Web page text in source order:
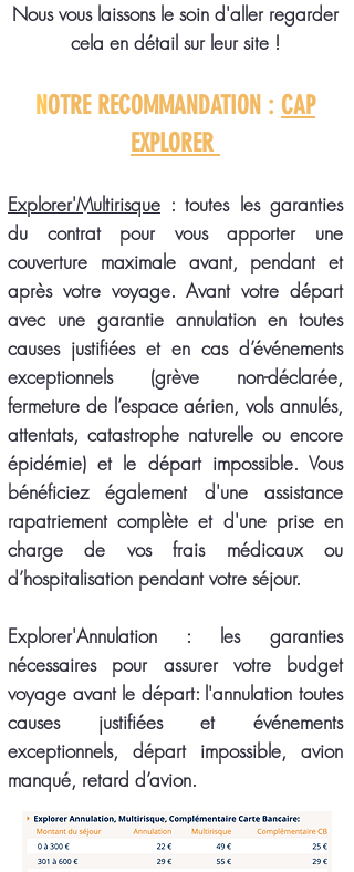
Nous vous laissons le soin d'aller regarder
cela en détail sur leur site !
NOTRE RECOMMANDATION : CAP
EXPLORER
Explorer'Multirisque : toutes les garanties
du contrat pour vous apporter une
couverture maximale avant, pendant et
après votre voyage. Avant votre départ
avec une garantie annulation en toutes
causes justifiéeset en cas d’événements
exceptionnels (grève non-déclarée,
fermeture de l’espace aérien, vols annulés,
attentats, catastrophe naturelle ou encore
épidémie) et le départ impossible. Vous
bénéficiez également d'une assistance
rapatriement complète et d'une prise en
charge de vos frais médicaux ou
d’hospitalisation pendant votre séjour.
Explorer'Annulation : les garanties
nécessaires pour assurer votre budget
voyage avant le départ: l'annulation toutes
causes justifiées et événements
exceptionnels, départ impossible, avion
manqué, retard d’avion.